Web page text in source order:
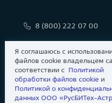
8 (800) 222 07 00
Я соглашаюсь с
файлов cookie владельцем
соответствии с Политикой
обработки файлов сookie и
Политикой о
данных ООО «РусБИТех-